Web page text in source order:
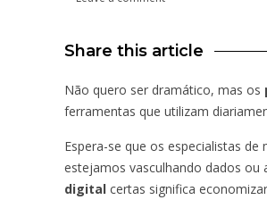
Share this article
Não quero ser dramático, mas os
ferramentas que utilizam
Espera-se que os especialistas
estejamos vasculhando dados ou
digital certas significa